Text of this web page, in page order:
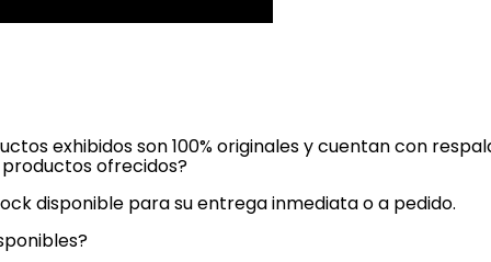
exhibidos son 100% originales y cuentan con
ofrecidos?
disponible para su entrega inmediata o a pedido.